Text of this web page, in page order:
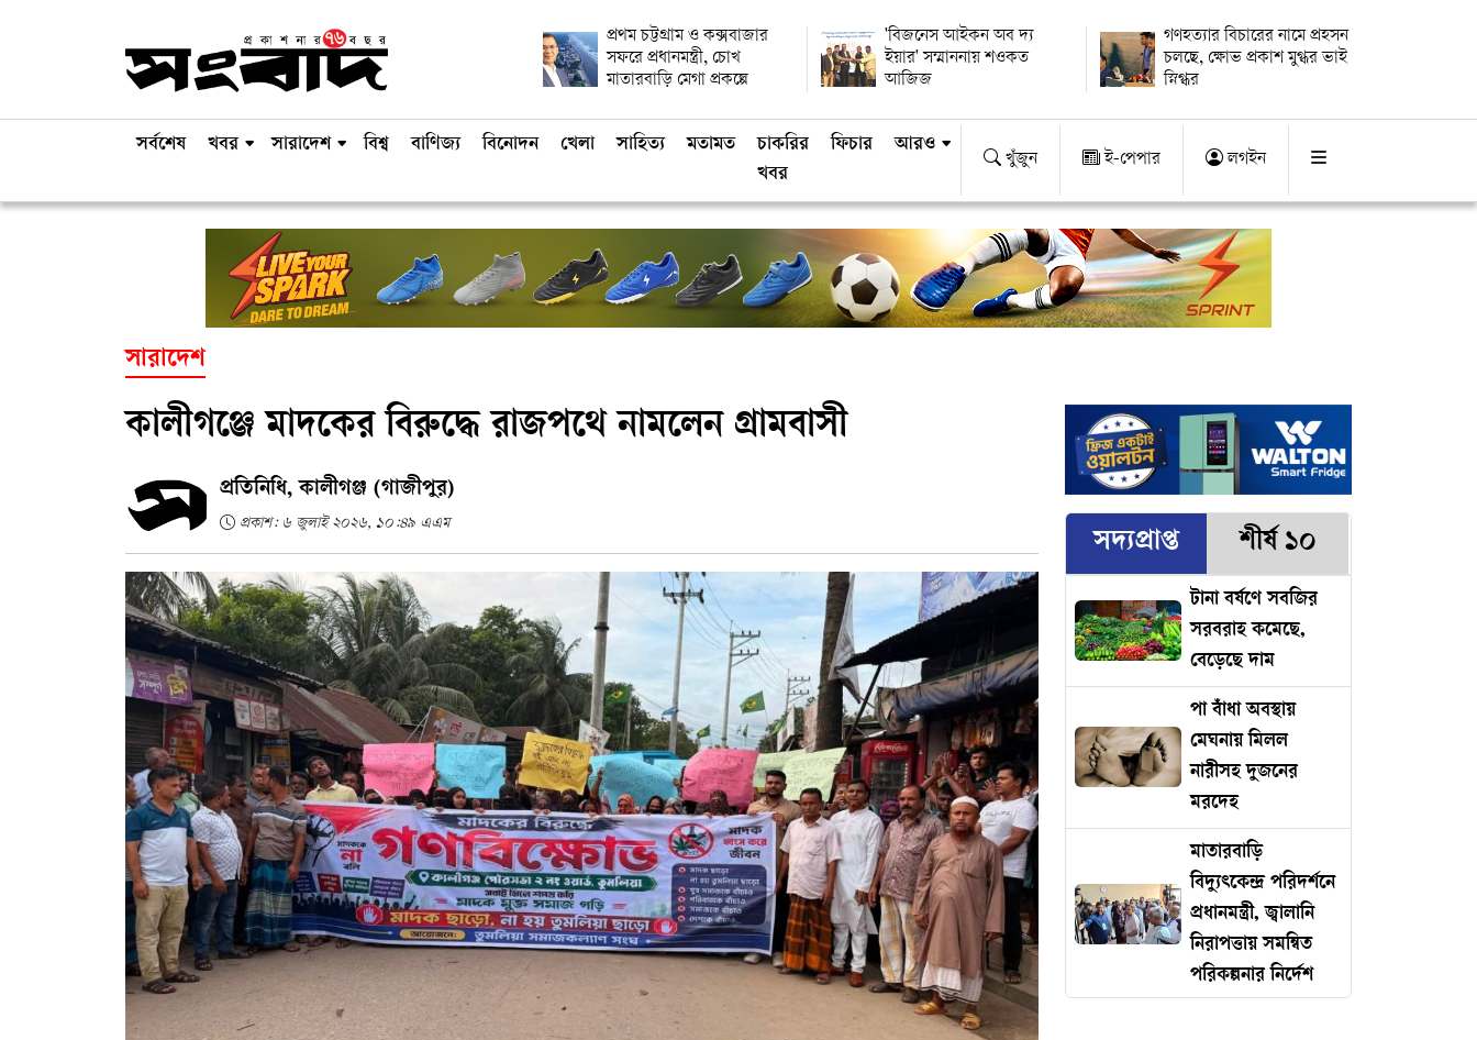
প্রথম চট্টগ্রাম ও কক্সবাজার
সফরে প্রধানমন্ত্রী, চোখ
মাতারবাড়ি মেগা প্রকল্পে
'বিজনেস আইকন অব দ্য
ইয়ার' সম্মাননায় শওকত
আজিজ
গণহত্যার বিচারের নামে প্রহসন
চলছে, ক্ষোভ প্রকাশ মুগ্ধর ভাই
স্নিগ্ধর
সর্বশেষ খবর সারাদেশ বিশ্ব বাণিজ্য বিনোদন খেলা সাহিত্য মতামত
চাকরির
খবর
ফিচার আরও
খুঁজুন ই-পেপার লগইন
সারাদেশ
কালীগঞ্জে মাদকের বিরুদ্ধে রাজপথে নামলেন গ্রামবাসী
প্রতিনিধি, কালীগঞ্জ (গাজীপুর)
প্রকাশ: ৬ জুলাই ২০২৬, ১০:৪৯ এএম
সদ্যপ্রাপ্ত শীর্ষ ১০
টানা বর্ষণে সবজির
সরবরাহ কমেছে,
বেড়েছে দাম
পা বাঁধা অবস্থায়
মেঘনায় মিলল
নারীসহ দুজনের
মরদেহ
মাতারবাড়ি
বিদ্যুৎকেন্দ্র পরিদর্শনে
প্রধানমন্ত্রী, জ্বালানি
নিরাপত্তায় সমন্বিত
পরিকল্পনার নির্দেশ